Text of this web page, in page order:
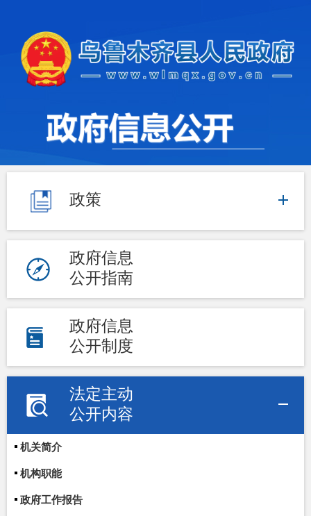
政策
政府信息
公开指南
政府信息
公开制度
法定主动
公开内容
机关简介
机构职能
政府工作报告